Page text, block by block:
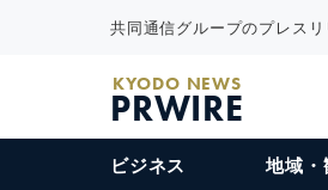
共同通信グループのプレス
KYODO NEWS
PRWIRE
ビジネス 地域・